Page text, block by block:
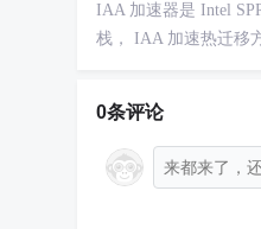
IAA 加速器是 Intel
栈， IAA 加速热迁移
0条评论